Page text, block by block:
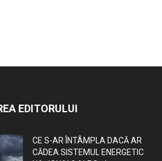
EDITORULUI
CE S-AR ÎNTÂMPLA DACĂ AR
CĂDEA SISTEMUL ENERGETIC